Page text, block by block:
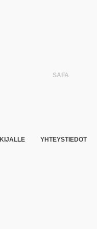
SAFA
YHTEYSTIEDOT